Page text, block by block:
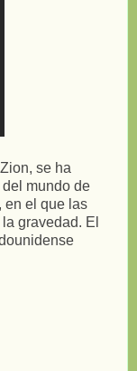
se ha
mundo de
en el que las
gravedad. El